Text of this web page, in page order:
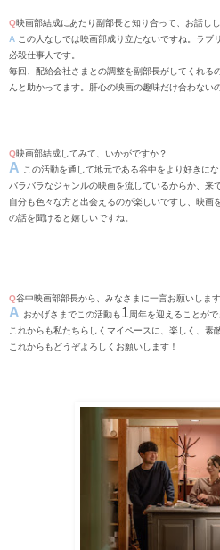
Q映画部結成にあたり副部長と知り合って、お話し
A この人なしでは映画部成り立たないですね。 ラブ
必殺仕事人です。
毎回、配給会社さまとの調整を副部長がしてくれる
んと助かってます。
肝心の映画の趣味だけ合わない
Q映画部結成してみて、いかがですか？
A この活動を通して地元である谷中をより好きにな
バラバラなジャンルの映画を流しているからか、来
自分も色々な方と出会えるのが楽しいですし、映画
の話を聞けると嬉しいですね。
Q谷中映画部部長から、みなさまに一言お願いします
A おかげさまでこの活動も1周年を迎えることがで
これからも私たちらしくマイペースに、楽しく、素
これからもどうぞよろしくお願いします！